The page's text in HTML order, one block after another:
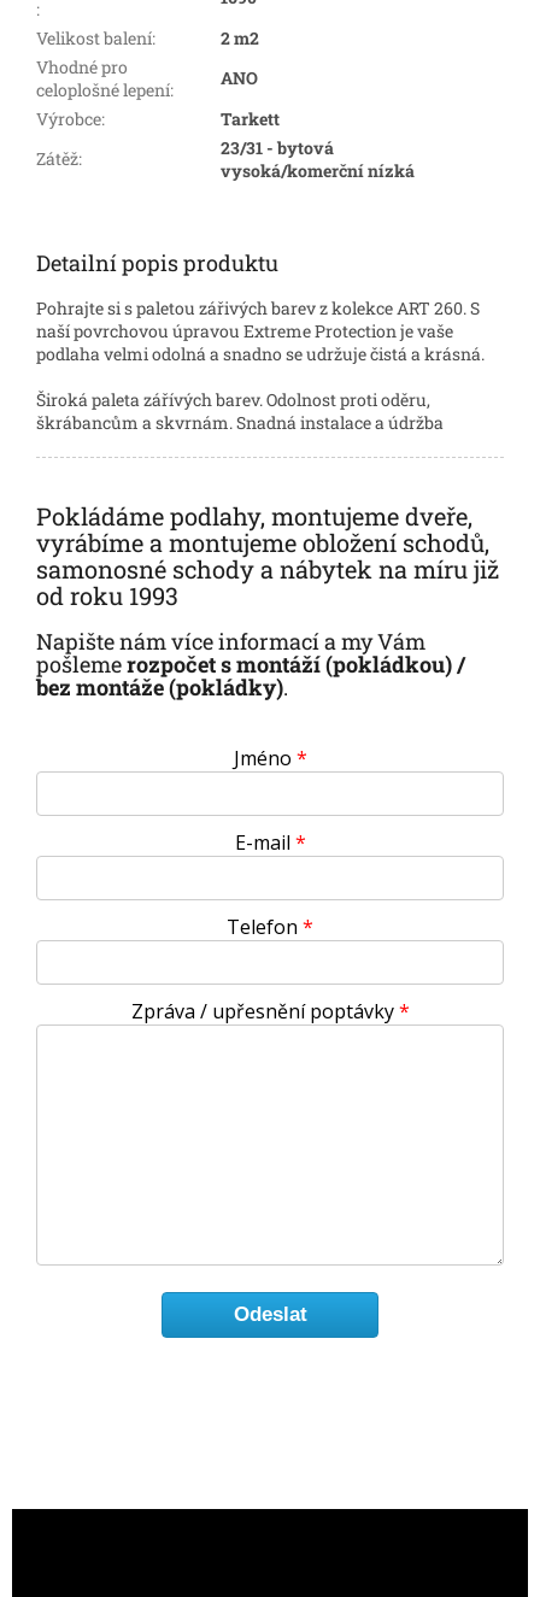
Detailní popis produktu
Pohrajte si s paletou zářivých barev z kolekce ART 260. S
naší povrchovou úpravou Extreme Protection je vaše
podlaha velmi odolná a snadno se udržuje čistá a krásná.
Široká paleta zářívých barev. Odolnost proti oděru,
škrábancům a skvrnám. Snadná instalace a údržba
Pokládáme podlahy, montujeme dveře,
vyrábíme a montujeme obložení schodů,
samonosné schody a nábytek na míru již
od roku 1993
Napište nám více informací a my Vám
pošlemerozpočet s montáží (pokládkou) /
bez montáže (pokládky).
:
Velikost balení:
2 m2
Vhodné pro
celoplošné lepení:
ANO
Výrobce:
Tarkett
Zátěž:
23/31 - bytová
vysoká/komerční nízká